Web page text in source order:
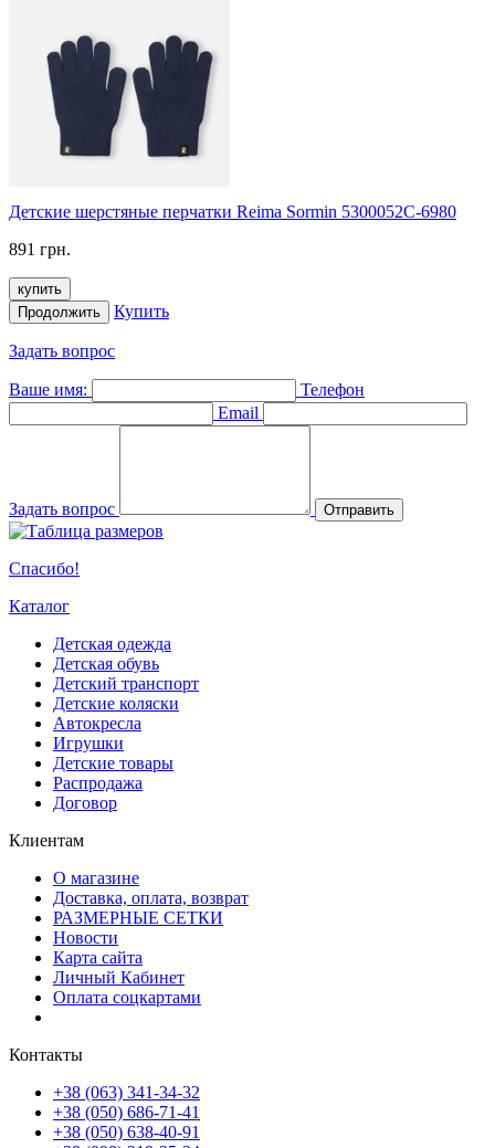
Детские шерстяные перчатки Reima Sormin 5300052C-6980
891 грн.
купить
Продолжить
Купить
Задать вопрос
Ваше имя:
Телефон
Email
Задать вопрос Отправить
Спасибо!
Каталог
Детская одежда
Детская обувь
Детский транспорт
Детские коляски
Автокресла
Игрушки
Детские товары
Распродажа
Договор
Клиентам
О магазине
Доставка, оплата, возврат
РАЗМЕРНЫЕ СЕТКИ
Новости
Карта сайта
Личный Кабинет
Оплата соцкартами
Контакты
+38 (063) 341-34-32
+38 (050) 686-71-41
+38 (050) 638-40-91